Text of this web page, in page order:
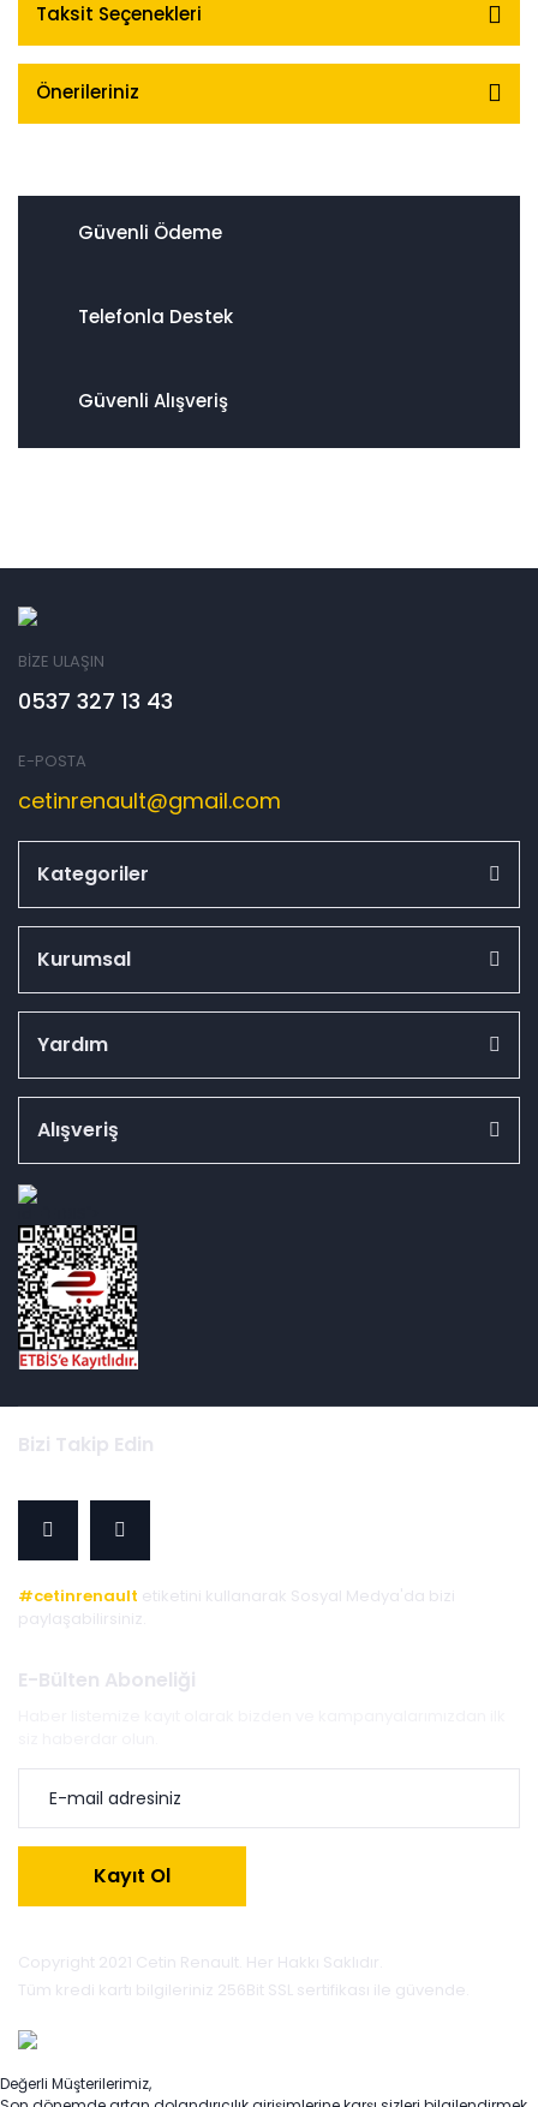
Taksit Seçenekleri
Önerileriniz
Güvenli Ödeme
Telefonla Destek
Güvenli Alışveriş
BİZE ULAŞIN
0537 327 13 43
E-POSTA
cetinrenault@gmail.com
Kategoriler
Kurumsal
Yardım
Alışveriş
Bizi Takip Edin
#cetinrenault etiketini kullanarak Sosyal Medya'da bizi
paylaşabilirsiniz.
E-Bülten Aboneliği
Kayıt Ol
Copyright 2021 Cetin Renault. Her Hakkı Saklıdır.
Tüm kredi kartı bilgileriniz 256Bit SSL sertifikası ile güvende.
Değerli Müşterilerimiz,